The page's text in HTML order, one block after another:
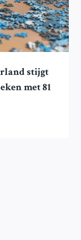
stijgt
met 81